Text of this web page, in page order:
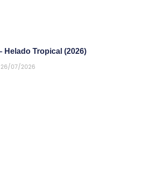
Helado Tropical (2026)
26/07/2026